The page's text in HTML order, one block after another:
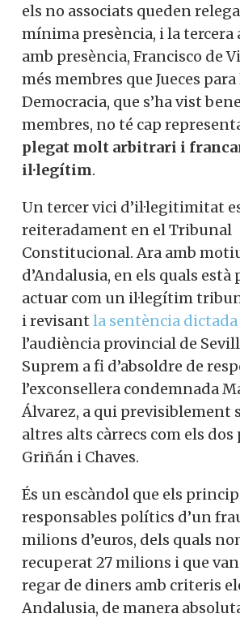
els no associats queden
mínima presència, i la tercera
amb presència, Francisco de
més membres que Jueces para
Democracia, que s’ha vist
membres, no té cap
plegat molt arbitrari i
il·legítim.
Un tercer vici d’il·legitimitat
reiteradament en el Tribunal
Constitucional. Ara amb
d’Andalusia, en els quals està
actuar com un il·legítim
i revisant la sentència dictada
l’audiència provincial de
Suprem a fi d’absoldre de
l’exconsellera condemnada
Álvarez, a qui previsiblement
altres alts càrrecs com els
Griñán i Chaves.
És un escàndol que els
responsables polítics d’un
milions d’euros, dels quals
recuperat 27 milions i que
regar de diners amb criteris
Andalusia, de manera